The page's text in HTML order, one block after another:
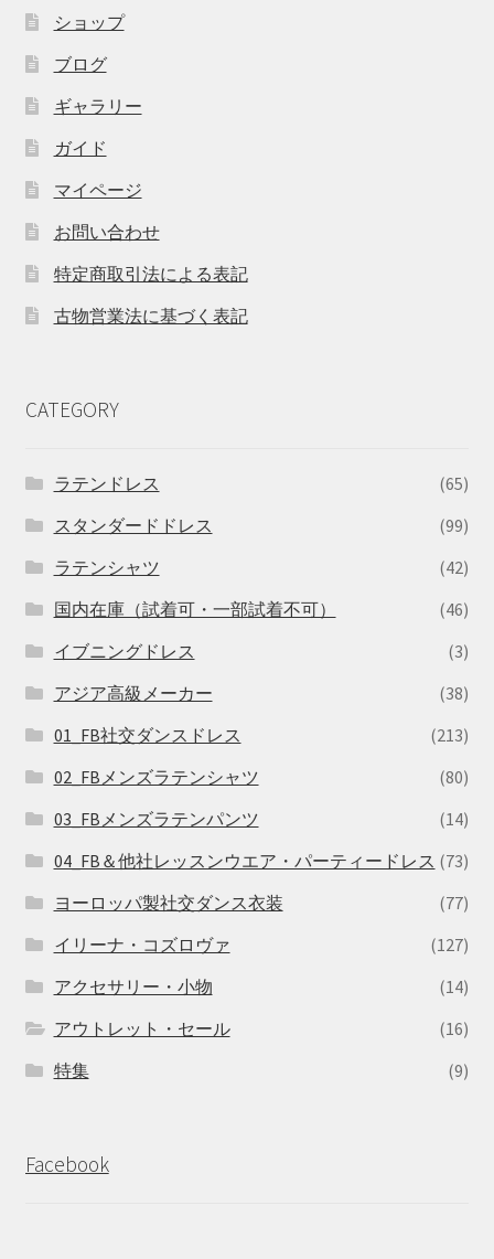
ショップ
ブログ
ギャラリー
ガイド
マイページ
お問い合わせ
特定商取引法による表記
古物営業法に基づく表記
CATEGORY
ラテンドレス
(65)
スタンダードドレス
(99)
ラテンシャツ
(42)
国内在庫（試着可・一部試着不可）
(46)
イブニングドレス
(3)
アジア高級メーカー
(38)
01_FB社交ダンスドレス
(213)
02_FBメンズラテンシャツ
(80)
03_FBメンズラテンパンツ
(14)
04_FB＆他社レッスンウエア・パーティードレス (73)
ヨーロッパ製社交ダンス衣装
(77)
イリーナ・コズロヴァ
(127)
アクセサリー・小物
(14)
アウトレット・セール
(16)
特集
(9)
Facebook